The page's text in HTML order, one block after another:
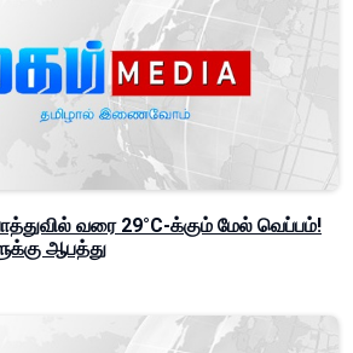
வரை 29°C-க்கும் மேல் வெப்பம்!
ஆபத்து